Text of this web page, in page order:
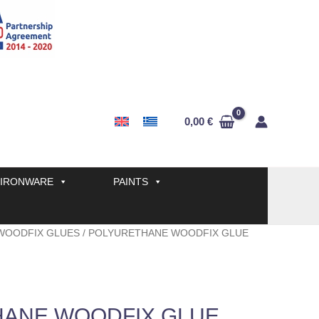
0,00 €
IRONWARE PAINTS
GLUES / POLYURETHANE WOODFIX GLUE